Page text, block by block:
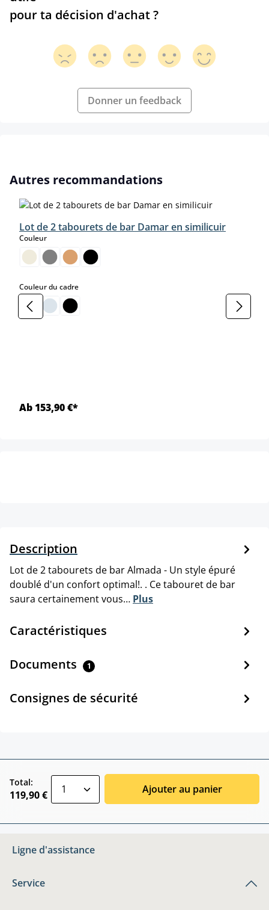
pour ta décision d'achat ?
Donner un feedback
Ignorer la galerie de produits
Autres recommandations
Lot de 2 tabourets de bar Damar en similicuir
Couleurselect
Couleur du cadreselect
Ab 153,90 €*
Description
Lot de 2 tabourets de bar Almada - Un style épuré
doublé d'un confort optimal!. . Ce tabouret de bar
saura certainement vous… Plus
Caractéristiques
Documents 1
Consignes de sécurité
Total:
119,90 € Ajouter au panier
Ligne d'assistance
Service